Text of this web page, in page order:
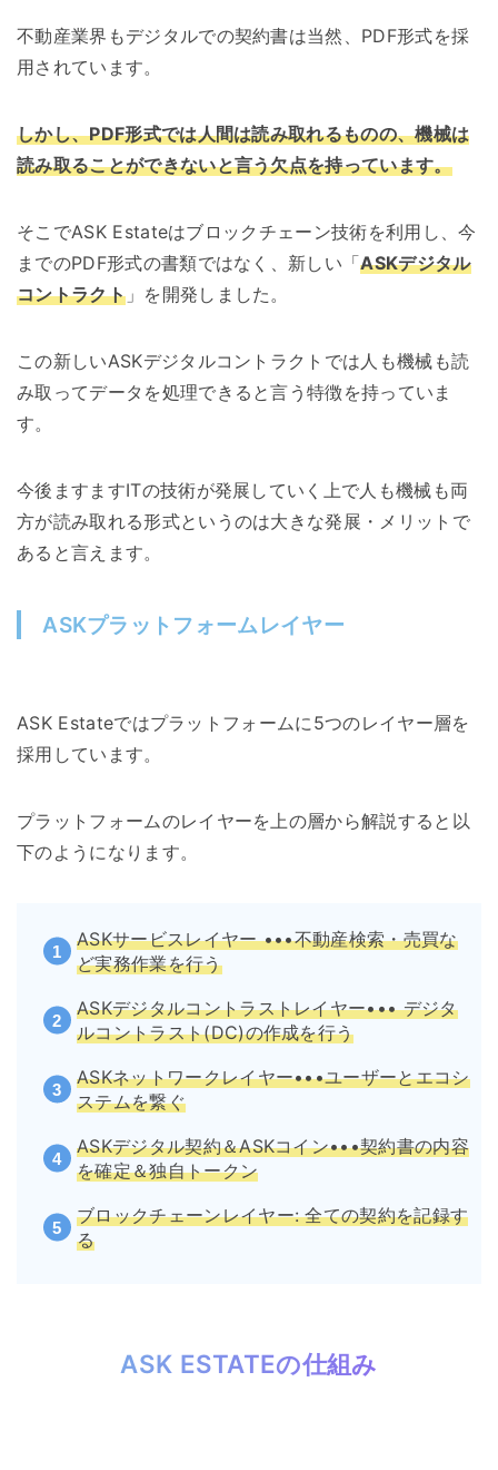
不動産業界もデジタルでの契約書は当然、PDF形式を採
用されています。
しかし、PDF形式では人間は読み取れるものの、機械は
読み取ることができないと言う欠点を持っています。
そこでASK Estateはブロックチェーン技術を利用し、今
までのPDF形式の書類ではなく、新しい「ASKデジタル
コントラクト」を開発しました。
この新しいASKデジタルコントラクトでは人も機械も読
み取ってデータを処理できると言う特徴を持っていま
す。
今後ますますITの技術が発展していく上で人も機械も両
方が読み取れる形式というのは大きな発展・メリットで
あると言えます。
ASKプラットフォームレイヤー
ASK Estateではプラットフォームに5つのレイヤー層を
採用しています。
プラットフォームのレイヤーを上の層から解説すると以
下のようになります。
ASKサービスレイヤー •••不動産検索・売買な
ど実務作業を行う
ASKデジタルコントラストレイヤー••• デジタ
ルコントラスト(DC)の作成を行う
ASKネットワークレイヤー•••ユーザーとエコシ
ステムを繋ぐ
ASKデジタル契約＆ASKコイン•••契約書の内容
を確定＆独自トークン
ブロックチェーンレイヤー: 全ての契約を記録す
る
ASK ESTATEの仕組み